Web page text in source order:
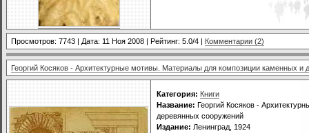
Просмотров: 7743 | Дата: 11 Ноя 2008 | Рейтинг: 5.0/4 | Комментарии (2)
Георгий Косяков - Архитектурные мотивы. Материалы для композиции каменных и
Категория: Книги
Название: Георгий Косяков -
деревянных сооружений
Издание: Ленинград, 1924